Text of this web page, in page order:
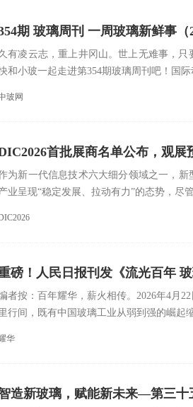
期 玻璃周刊 一周玻璃新鲜事（
有凌云志，重上井冈山。世上无难事，
和小玻一起走进第354期玻璃周刊吧！国
玻网
首批展商名单公布，观展
为新一代信息技术六大细分领域之一，
业呈现“稳定发展、拉动有力”的态势，尽
磅！人民日报刊发《流光百年
者按：百年耀华，薪火相传。2026年4月
行间，既有中国玻璃工业从弱到强的崛起
华
造新玻璃，赋能新未来—第三十